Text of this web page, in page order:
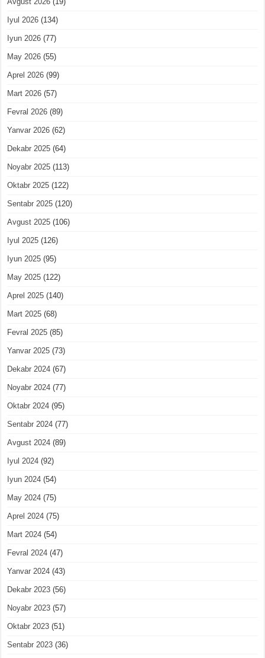
Iyul 2026 (134)
Iyun 2026 (77)
May 2026 (55)
Aprel 2026 (99)
Mart 2026 (57)
Fevral 2026 (89)
Yanvar 2026 (62)
Dekabr 2025 (64)
Noyabr 2025 (113)
Oktabr 2025 (122)
Sentabr 2025 (120)
Avgust 2025 (106)
Iyul 2025 (126)
Iyun 2025 (95)
May 2025 (122)
Aprel 2025 (140)
Mart 2025 (68)
Fevral 2025 (85)
Yanvar 2025 (73)
Dekabr 2024 (67)
Noyabr 2024 (77)
Oktabr 2024 (95)
Sentabr 2024 (77)
Avgust 2024 (89)
Iyul 2024 (92)
Iyun 2024 (54)
May 2024 (75)
Aprel 2024 (75)
Mart 2024 (54)
Fevral 2024 (47)
Yanvar 2024 (43)
Dekabr 2023 (56)
Noyabr 2023 (57)
Oktabr 2023 (51)
Sentabr 2023 (36)